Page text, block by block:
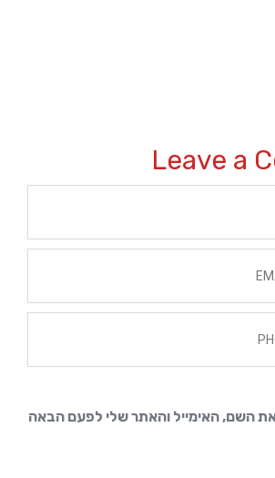
Leave a
השם, האימייל והאתר שלי לפעם הבאה